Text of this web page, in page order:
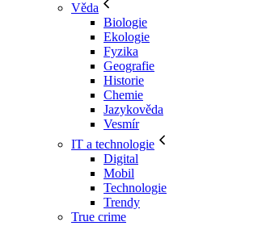
Věda
Biologie
Ekologie
Fyzika
Geografie
Historie
Chemie
Jazykověda
Vesmír
IT a technologie
Digital
Mobil
Technologie
Trendy
True crime